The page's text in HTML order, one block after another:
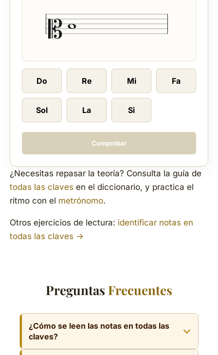
Do Re Mi Fa
Sol La Si
Comprobar
¿Necesitas repasar la teoría? Consulta la guía de
todas las claves en el diccionario, y practica el
ritmo con el metrónomo.
Otros ejercicios de lectura: identificar notas en
todas las claves →
Preguntas Frecuentes
¿Cómo se leen las notas en todas las
claves?